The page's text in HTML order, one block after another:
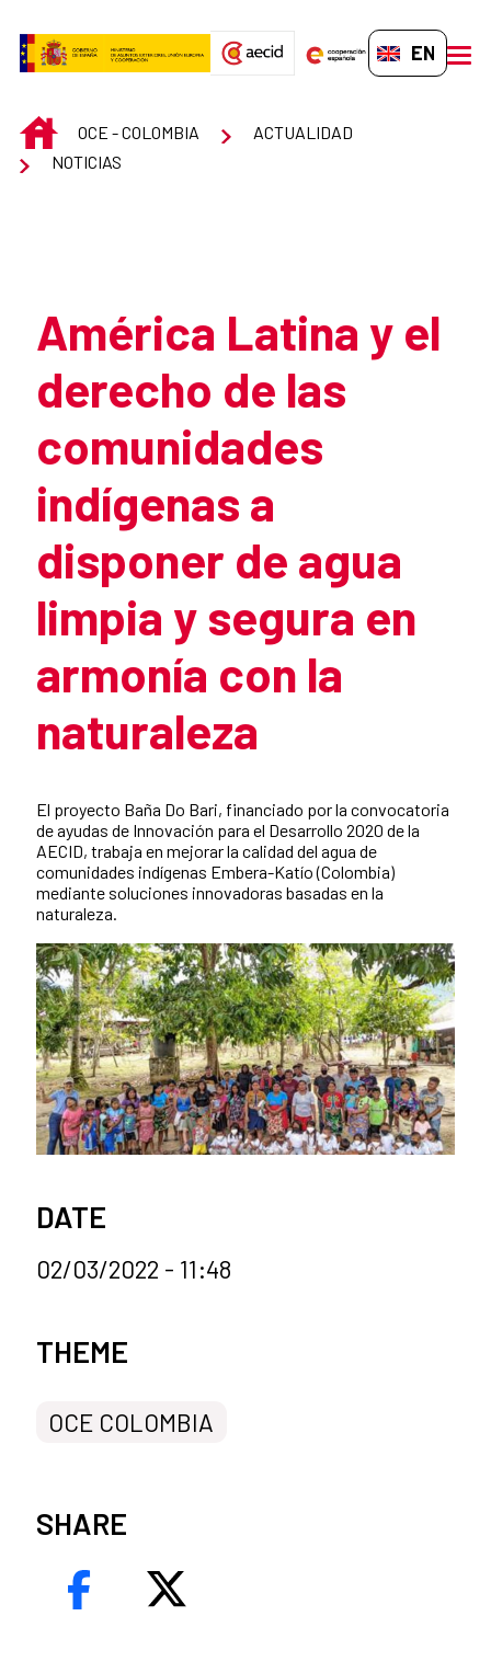
EN-GB
INICIOOCE - COLOMBIA
ACTUALIDAD
NOTICIAS
América Latina y el
derecho de las
comunidades
indígenas a
disponer de agua
limpia y segura en
armonía con la
naturaleza
El proyecto Baña Do Bari, financiado por la convocatoria
de ayudas de Innovación para el Desarrollo 2020 de la
AECID, trabaja en mejorar la calidad del agua de
comunidades indígenas Embera-Katío (Colombia)
mediante soluciones innovadoras basadas en la
naturaleza.
DATE
02/03/2022 - 11:48
News categories
THEME
OCE COLOMBIA
SHARE